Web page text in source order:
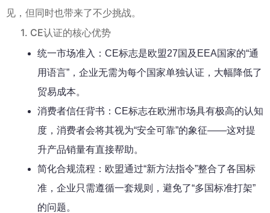
见，但同时也带来了不少挑战。
1. CE认证的核心优势
统一市场准入：CE标志是欧盟27国及EEA国家的“通
用语言”，企业无需为每个国家单独认证，大幅降低了
贸易成本。
消费者信任背书：CE标志在欧洲市场具有极高的认知
度，消费者会将其视为“安全可靠”的象征——这对提
升产品销量有直接帮助。
简化合规流程：欧盟通过“新方法指令”整合了各国标
准，企业只需遵循一套规则，避免了“多国标准打架”
的问题。